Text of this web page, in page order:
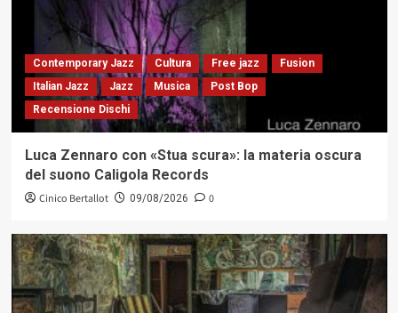
Contemporary Jazz Cultura Free jazz
Fusion
Italian Jazz
Jazz Musica
Post Bop
Recensione Dischi
Luca Zennaro con «Stua scura»: la materia oscura
del suono Caligola Records
Cinico Bertallot 09/08/2026 0